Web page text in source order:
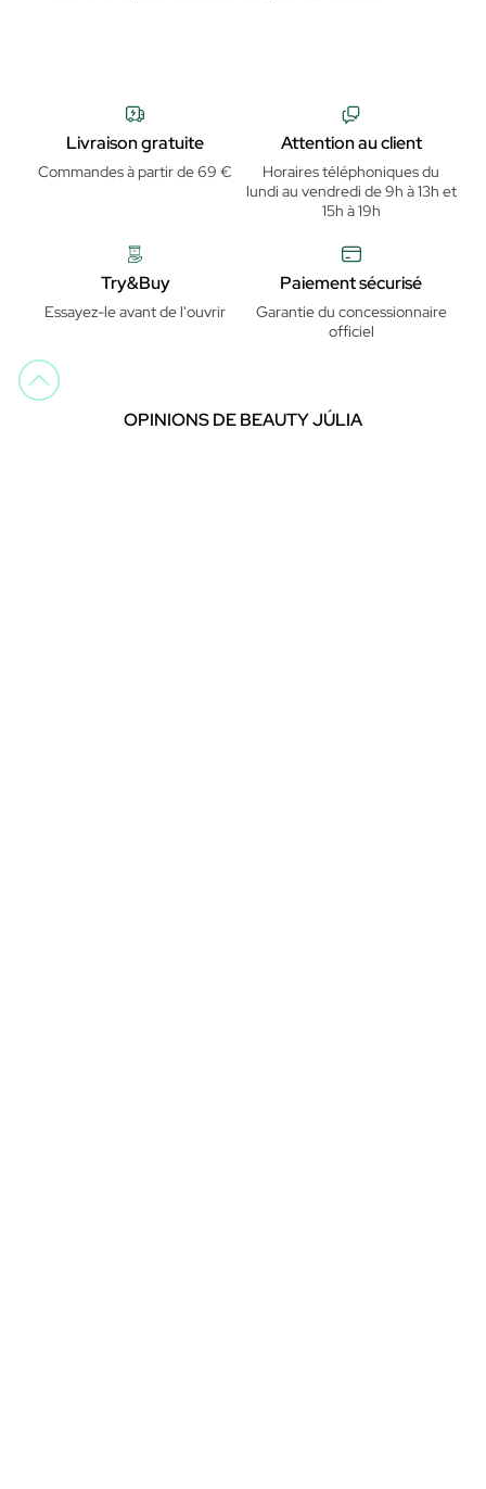
Livraison gratuite
Commandes à partir de 69 €
Attention au client
Horaires téléphoniques du
lundi au vendredi de 9h à 13h et
15h à 19h
Try&Buy
Essayez-le avant de l'ouvrir
Paiement sécurisé
Garantie du concessionnaire
officiel
OPINIONS DE BEAUTY JÚLIA